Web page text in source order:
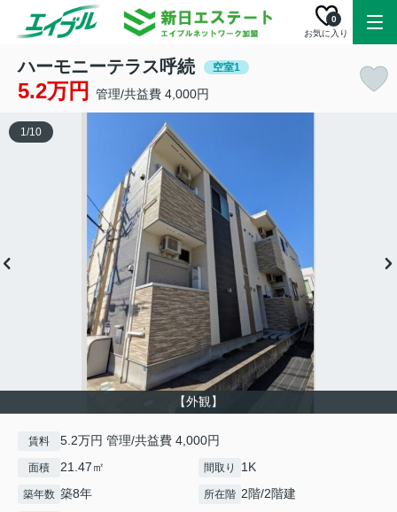
お気に入り
0
ハーモニーテラス呼続 空室1
5.2万円 管理/共益費 4,000円
【外観】
1/10
賃料 5.2万円 管理/共益費 4,000円
面積 21.47㎡ 間取り 1K
築年数 築8年 所在階 2階/2階建